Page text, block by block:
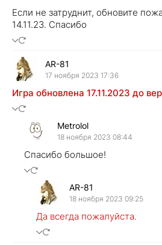
Если не затруднит, обновите
14.11.23. Спасибо
AR-81
17 ноября 2023 17:36
Игра обновлена 17.11.2023 до
Metrolol
18 ноября 2023 08:44
Спасибо большое!
AR-81
18 ноября 2023 09:25
Да всегда пожалуйста.